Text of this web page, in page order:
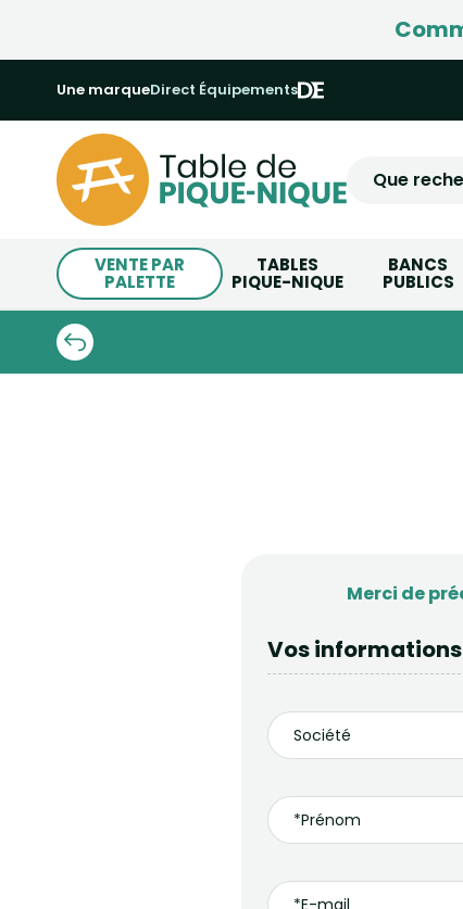
Une marqueDirect Équipements
VENTE PAR
PALETTE
TABLES
PIQUE-NIQUE
BANCS
PUBLICS
Merci de
Vos informations